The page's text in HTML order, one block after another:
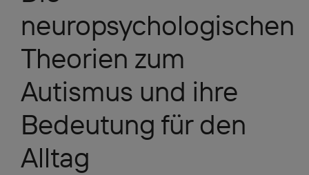
neuropsychologischen
Theorien zum
Autismus und ihre
Bedeutung für den
Alltag